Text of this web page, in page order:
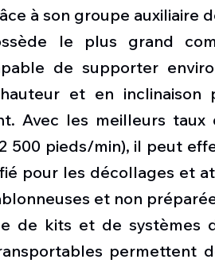
à son groupe auxiliaire
le plus grand
de supporter
et en
Avec les meilleurs
500 pieds/min), il peut
pour les décollages et
et non
de kits et de systèmes
permettent